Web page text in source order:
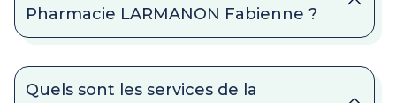
Pharmacie LARMANON Fabienne ?
Quels sont les services de la